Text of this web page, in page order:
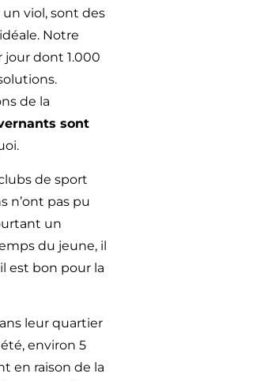
viol, sont des
Notre
jour dont 1.000
de la
sont
de sport
n’ont pas pu
un
du jeune, il
est bon pour la
leur quartier
environ 5
en raison de la